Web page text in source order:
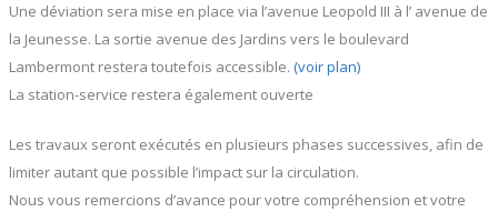
Une déviation sera mise en place via l’avenue Leopold III à l’ avenue de
la Jeunesse. La sortie avenue des Jardins vers le boulevard
Lambermont restera toutefois accessible. (voir plan)
La station-service restera également ouverte
Les travaux seront exécutés en plusieurs phases successives, afin de
limiter autant que possible l’impact sur la circulation.
Nous vous remercions d’avance pour votre compréhension et votre